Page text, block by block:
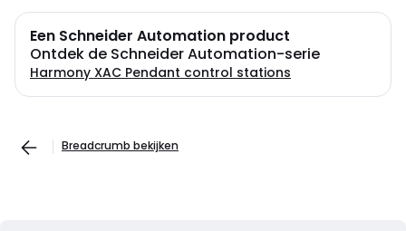
Een Schneider Automation product
Ontdek de Schneider Automation-serie
Harmony XAC Pendant control stations
Breadcrumb bekijken